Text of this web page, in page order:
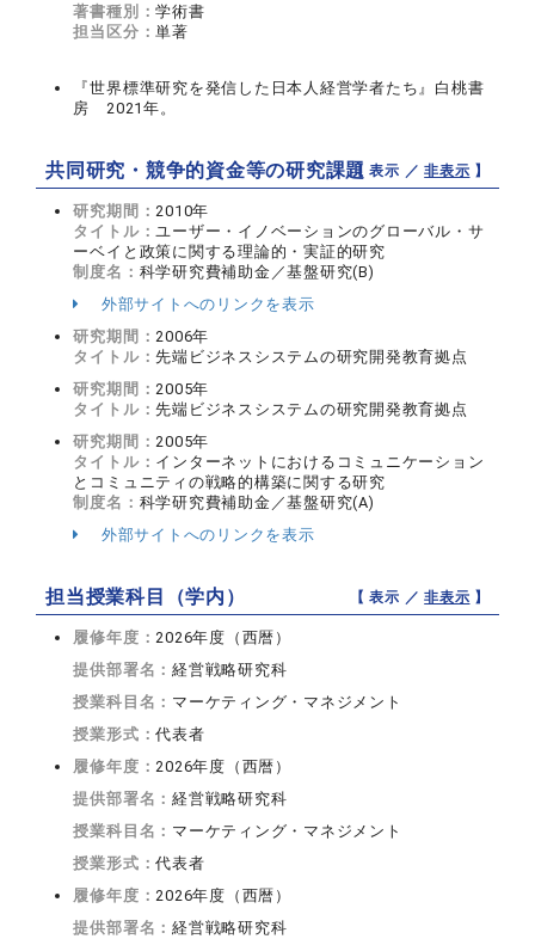
著書種別：学術書
担当区分：単著
『世界標準研究を発信した日本人経営学者たち』白桃書
房 2021年。
共同研究・競争的資金等の研究課題【 表示 ／非表示 】
研究期間：2010年
タイトル：ユーザー・イノベーションのグローバル・サ
ーベイと政策に関する理論的・実証的研究
制度名： 科学研究費補助金／基盤研究(B)
外部サイトへのリンクを表示
研究期間：2006年
タイトル：先端ビジネスシステムの研究開発教育拠点
研究期間：2005年
タイトル：先端ビジネスシステムの研究開発教育拠点
研究期間：2005年
タイトル： インターネットにおけるコミュニケーション
とコミュニティの戦略的構築に関する研究
制度名： 科学研究費補助金／基盤研究(A)
外部サイトへのリンクを表示
担当授業科目（学内） 【 表示 ／非表示 】
履修年度：2026年度（西暦）
提供部署名：経営戦略研究科
授業科目名： マーケティング・マネジメント
授業形式：代表者
履修年度：2026年度（西暦）
提供部署名：経営戦略研究科
授業科目名： マーケティング・マネジメント
授業形式：代表者
履修年度：2026年度（西暦）
提供部署名：経営戦略研究科